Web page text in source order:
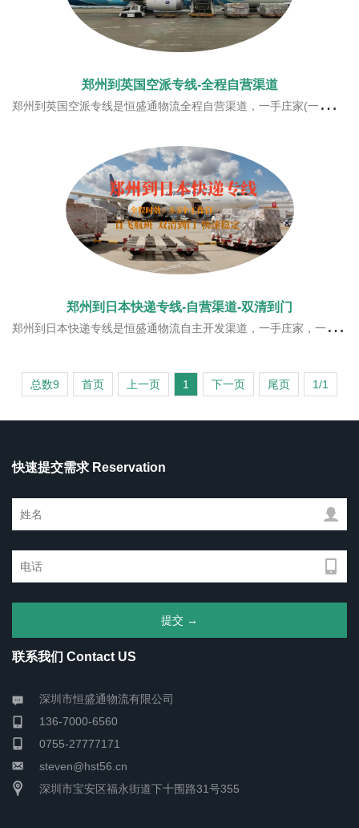
郑州到英国空派专线-全程自营渠道
郑州到英国空派专线是恒盛通物流全程自营渠道，一手庄家(一手价格)，恒盛通与南航/东航/国航/泰航/美联等航空公司一手庄家，每周稳定直飞航班，近飞近派的方式，提高时效！服务优势全程自营渠道，一手庄家(一手价格)1.10余年专注于郑州到英国空派专线打造，多家国内外航司深度合作2.严格检查包装，标签的合格性，出货前的问
郑州到日本快递专线-自营渠道-双清到门
郑州到日本快递专线是恒盛通物流自主开发渠道，一手庄家，一手价格。恒盛通日本快递专线服务在收到货后打印标签过机器自动测量，安排内地或香港的空港进行直飞运输，货物运输至日本之后进入公司在日本的仓库，再交由当地合作渠道物流商派送。时效快，全程负责、全程跟踪安全度高。时效性郑州到日本快递专线的时效性较快，一
总数9 首页 上一页 1 下一页 尾页 1/1
快速提交需求 Reservation
联系我们 Contact US
深圳市恒盛通物流有限公司
136-7000-6560
0755-27777171
steven@hst56.cn
深圳市宝安区福永街道下十围路31号355